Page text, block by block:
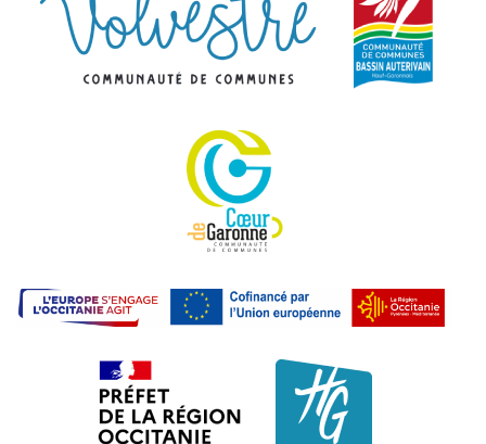
Préfet de la région